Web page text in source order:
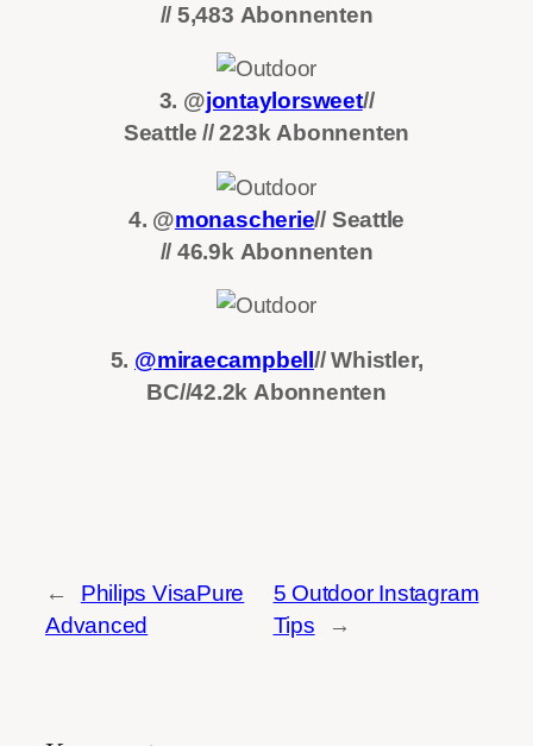
// 5,483 Abonnenten
3. @jontaylorsweet//
Seattle //223kAbonnenten
4. @monascherie// Seattle
// 46.9k Abonnenten
5. @miraecampbell // Whistler,
BC//42.2k Abonnenten
←
Philips VisaPure
Advanced
5 Outdoor Instagram
Tips
→